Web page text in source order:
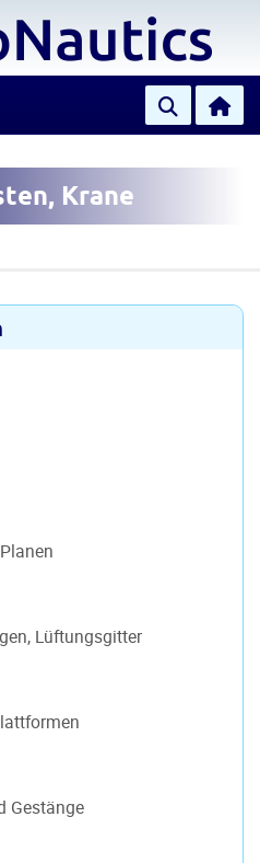
Krane
Lüftungsgitter
Gestänge